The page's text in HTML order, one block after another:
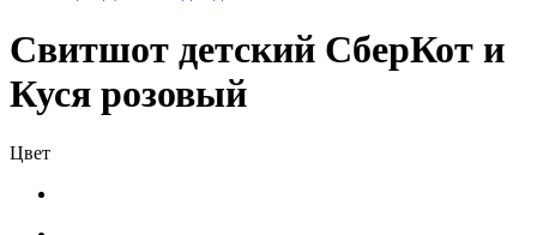
Свитшот детский СберКот и
Куся розовый
Цвет